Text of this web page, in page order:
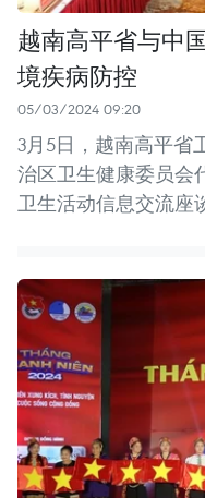
越南高平省与中
境疾病防控
05/03/2024 09:20
3月5日，越南高平省
治区卫生健康委员会
卫生活动信息交流座